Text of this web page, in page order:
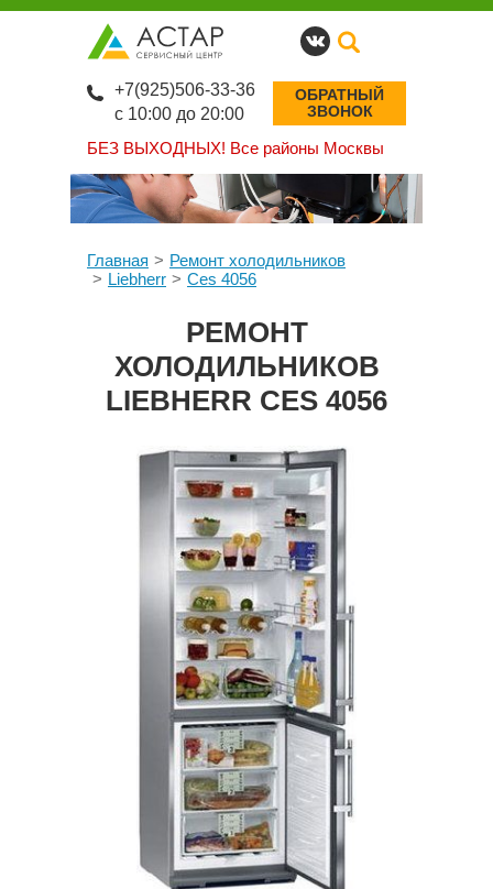
БЕЗ ВЫХОДНЫХ! Все районы Москвы
+7(925)506-33-36
с 10:00 до 20:00
ОБРАТНЫЙ
ЗВОНОК
Главная
Ремонт холодильников
Liebherr
Ces 4056
РЕМОНТ
ХОЛОДИЛЬНИКОВ
LIEBHERR CES 4056